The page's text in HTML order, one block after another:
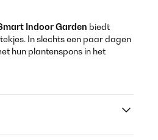
Indoor Garden biedt
In slechts een paar dagen
hun plantenspons in het